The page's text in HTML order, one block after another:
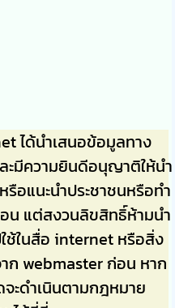
ได้นำเสนอข้อมูลทาง
ะมีความยินดีอนุญาติให้นำ
อแนะนำประชาชนหรือทำ
น แต่สงวนลิขสิทธิ์ห้ามนำ
ช้ในสื่อ internet หรือสิ่ง
webmaster ก่อน หาก
ะดำเนินตามกฎหมาย